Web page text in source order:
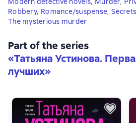
Robbery, Romance/suspense,
The mysterious murder
Part of the series
«Татьяна Устинова.
лучших»